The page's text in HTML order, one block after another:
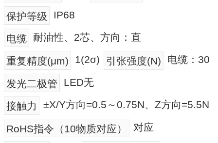
保护等级 IP68
电缆 耐油性、2芯、方向：直
重复精度(μm) 1(2σ) 引张强度(N) 电缆：30
发光二极管 LED无
接触力 ±X/Y方向=0.5～0.75N、Z方向=5.5N
RoHS指令（10物质对应） 对应